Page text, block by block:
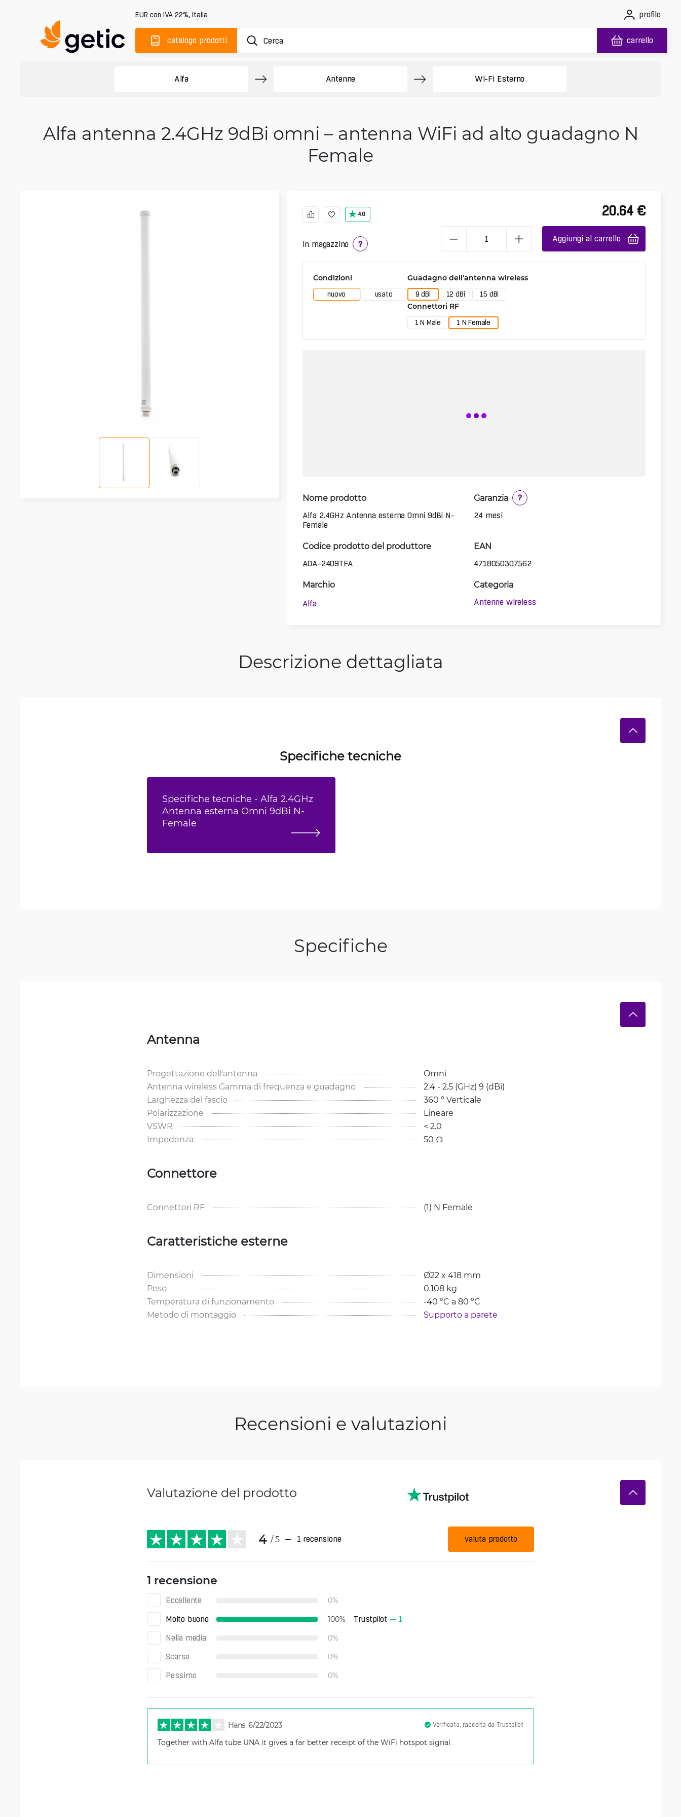
EUR con IVA 22%, Italia profilo
catalogo prodotti carrello
Alfa Antenne Wi-Fi Esterno
Alfa antenna 2.4GHz 9dBi omni – antenna WiFi ad alto guadagno N
Female
4.0
In magazzino ?
20.64 €
Aggiungi al carrello
Condizioni
nuovo usato
Guadagno dell'antenna wireless
9 dBi 12 dBi 15 dBi
Connettori RF
1 N Male 1 N Female
Nome prodotto
Alfa 2.4GHz Antenna esterna Omni 9dBi N-
Female
Garanzia
?
24 mesi
Codice prodotto del produttore
AOA-2409TFA
EAN
4718050307562
Marchio
Alfa
Categoria
Antenne wireless
Descrizione dettagliata
Specifiche tecniche
Specifiche tecniche - Alfa 2.4GHz
Antenna esterna Omni 9dBi N-
Female
Specifiche
Antenna
Progettazione dell'antenna
Omni
Antenna wireless Gamma di frequenza e guadagno
2.4 - 2.5 (GHz) 9 (dBi)
Larghezza del fascio
360 ° Verticale
Polarizzazione
Lineare
VSWR
< 2.0
Impedenza
50 Ω
Connettore
Connettori RF (1) N Female
Caratteristiche esterne
Dimensioni
Ø22 x 418 mm
Peso
0.108 kg
Temperatura di funzionamento
-40 °C a 80 °C
Metodo di montaggio
Supporto a parete
Recensioni e valutazioni
Valutazione del prodotto
4 / 5 — 1 recensione valuta prodotto
1 recensione
Eccellente 0%
Molto buono
100% Trustpilot — 1
Nella media
0%
Scarso
0%
Pessimo
0%
Hans 6/22/2023 Verificata, raccolta da Trustpilot
Together with Alfa tube UNA it gives a far better receipt of the WiFi hotspot signal